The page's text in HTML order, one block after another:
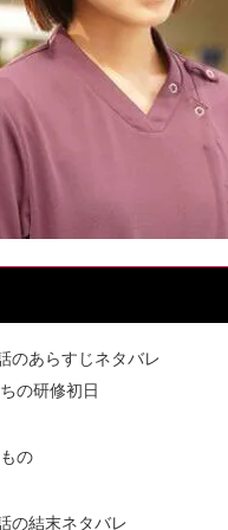
のあらすじネタバレ
の研修初日
の
の結末ネタバレ